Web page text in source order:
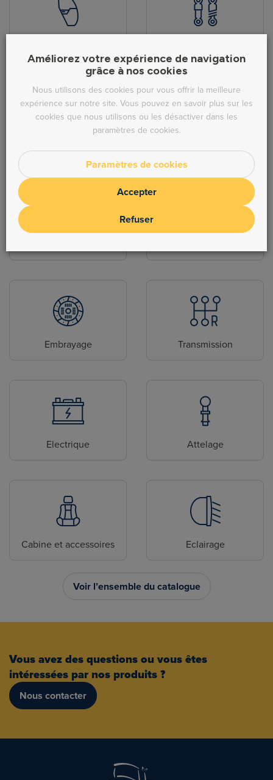
Embrayage Transmission
Electrique Attelage
Cabine et accessoires Eclairage
Voir l’ensemble du catalogue
Vous avez des questions ou vous êtes
intéressées par nos produits ?
Nous contacter
Améliorez votre expérience de navigation
grâce à nos cookies
Nous utilisons des cookies pour vous offrir la meilleure
expérience sur notre site. Vous pouvez en savoir plus sur les
cookies que nous utilisons ou les désactiver dans les
paramètres de cookies.
Paramètres de cookies
Accepter
Refuser